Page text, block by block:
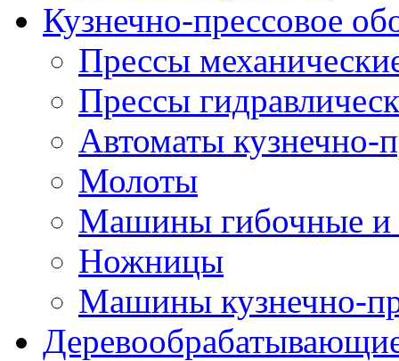
Кузнечно-прессовое
Прессы
Прессы
Автоматы кузнечно-
Молоты
Машины гибочные и
Ножницы
Машины кузнечно-